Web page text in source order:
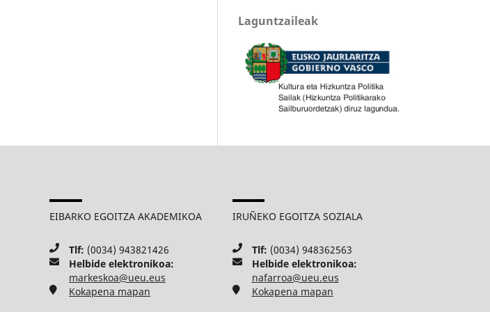
Laguntzaileak
EIBARKO EGOITZA AKADEMIKOA
Tlf: (0034) 943821426
Helbide elektronikoa:
markeskoa@ueu.eus
Kokapena mapan
IRUÑEKO EGOITZA SOZIALA
Tlf: (0034) 948362563
Helbide elektronikoa:
nafarroa@ueu.eus
Kokapena mapan